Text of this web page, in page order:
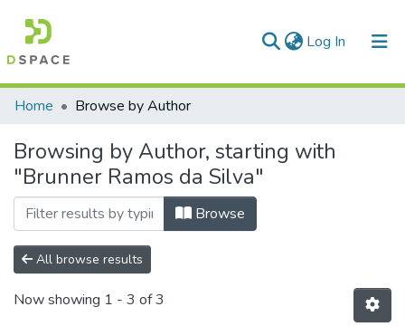
Log In (current)
Communities & Collections
All of DSpace
Home Browse by Author
Browsing by Author, starting with
"Brunner Ramos da Silva"
Browse
All browse results
Now showing 1 - 3 of 3